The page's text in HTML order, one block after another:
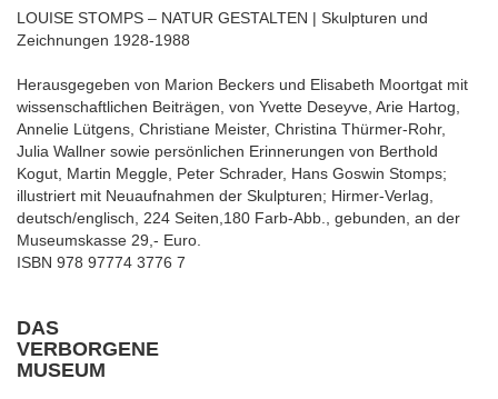
LOUISE STOMPS – NATUR GESTALTEN | Skulpturen und
Zeichnungen 1928-1988
Herausgegeben von Marion Beckers und Elisabeth Moortgat mit
wissenschaftlichen Beiträgen, von Yvette Deseyve, Arie Hartog,
Annelie Lütgens, Christiane Meister, Christina Thürmer-Rohr,
Julia Wallner sowie persönlichen Erinnerungen von Berthold
Kogut, Martin Meggle, Peter Schrader, Hans Goswin Stomps;
illustriert mit Neuaufnahmen der Skulpturen; Hirmer-Verlag,
deutsch/englisch, 224 Seiten,180 Farb-Abb., gebunden, an der
Museumskasse 29,- Euro.
ISBN 978 97774 3776 7
DAS
VERBORGENE
MUSEUM